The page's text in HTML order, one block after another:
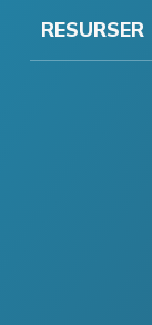
RESURSER